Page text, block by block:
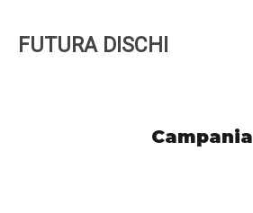
FUTURA DISCHI
Campania